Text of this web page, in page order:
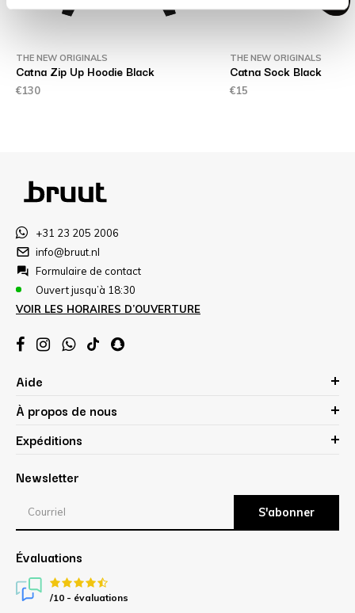
THE NEW ORIGINALS
Catna Zip Up Hoodie Black
€130
THE NEW ORIGINALS
Catna Sock Black
€15
+31 23 205 2006
info@bruut.nl
Formulaire de contact
Ouvert jusqu’à 18:30
VOIR LES HORAIRES D’OUVERTURE
Aide
À propos de nous
Expéditions
Newsletter
S'abonner
Évaluations
/10 - évaluations